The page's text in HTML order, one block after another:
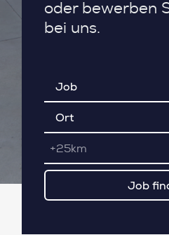
oder bewerben
bei uns.
+25km